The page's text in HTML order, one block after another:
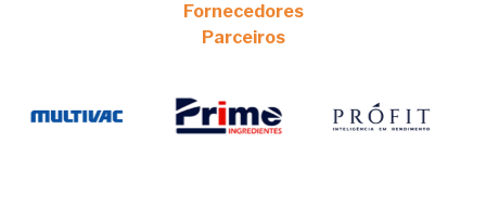
Fornecedores
Parceiros